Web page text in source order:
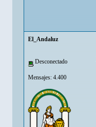
El_Andaluz
Desconectado
Mensajes: 4.400